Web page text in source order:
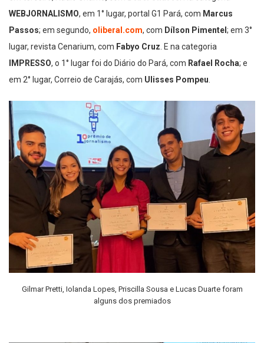
WEBJORNALISMO, em 1° lugar, portal G1 Pará, com Marcus
Passos; em segundo, oliberal.com, com Dílson Pimentel ; em 3°
lugar, revista Cenarium, com Fabyo Cruz . E na categoria
IMPRESSO, o 1° lugar foi do Diário do Pará, com Rafael Rocha; e
em 2° lugar, Correio de Carajás, com Ulisses Pompeu
Gilmar Pretti, Iolanda Lopes, Priscilla Sousa e Lucas Duarte foram
alguns dos premiados